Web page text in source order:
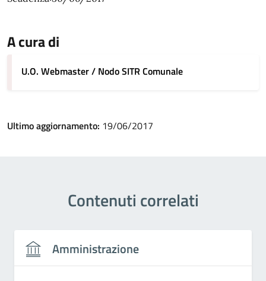
A cura di
U.O. Webmaster / Nodo SITR Comunale
Ultimo aggiornamento: 19/06/2017
Contenuti correlati
Amministrazione